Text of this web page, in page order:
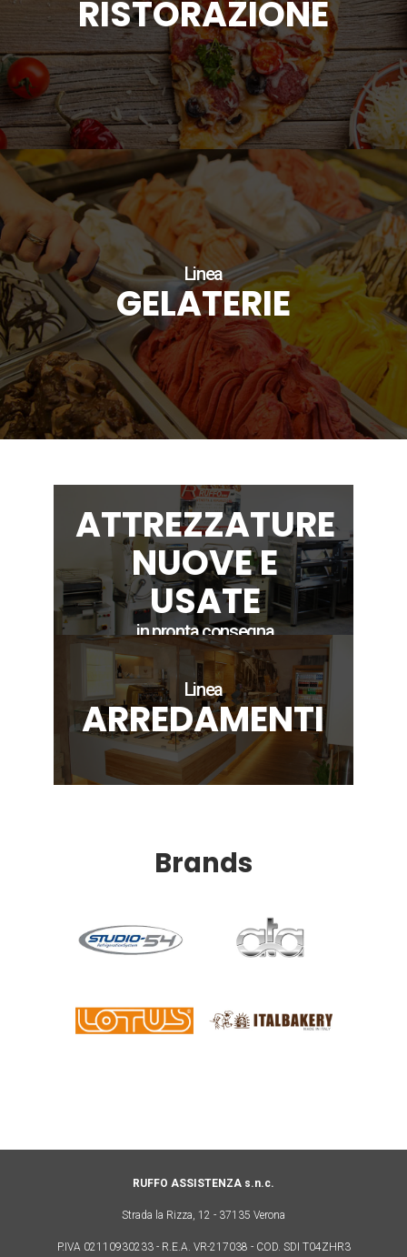
RISTORAZIONE
Linea
GELATERIE
ATTREZZATURE
NUOVE E
USATE
in pronta consegna
Linea
ARREDAMENTI
Brands
RUFFO ASSISTENZA s.n.c.
Strada la Rizza, 12 - 37135 Verona
P.IVA 02110930233 - R.E.A. VR-217038 - COD. SDI T04ZHR3